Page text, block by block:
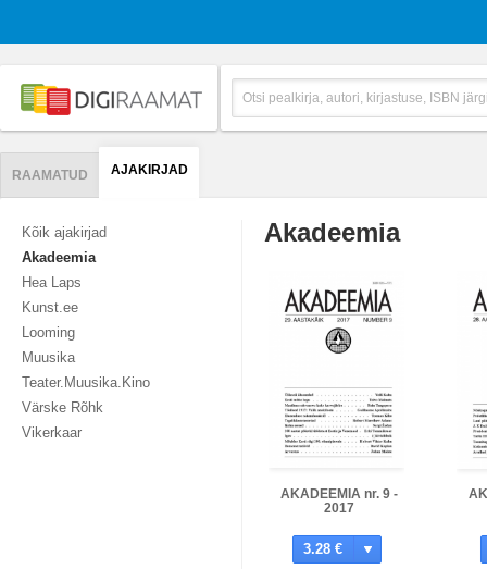
RAAMATUD AJAKIRJAD
Kõik ajakirjad
Akadeemia
Hea Laps
Kunst.ee
Looming
Muusika
Teater.Muusika.Kino
Värske Rõhk
Vikerkaar
Akadeemia
AKADEEMIA nr. 9 -
2017
3.28 €